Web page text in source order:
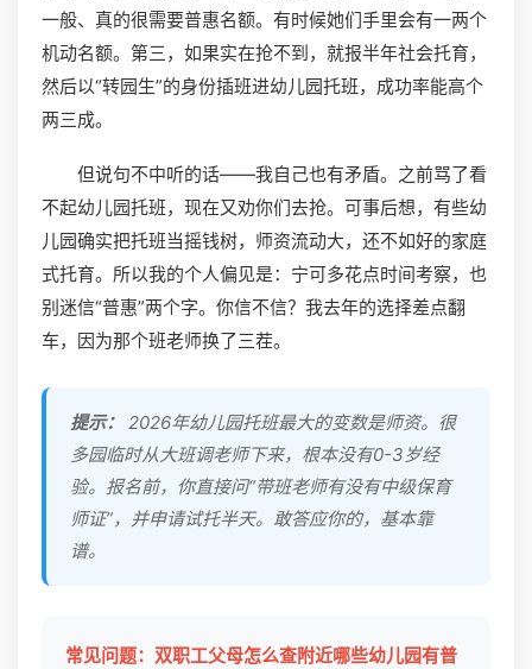
一般、真的很需要普惠名额。有时候她们手里会有一两个
机动名额。第三，如果实在抢不到，就报半年社会托育，
然后以“转园生”的身份插班进幼儿园托班，成功率能高个
两三成。
但说句不中听的话——我自己也有矛盾。之前骂了看
不起幼儿园托班，现在又劝你们去抢。可事后想，有些幼
儿园确实把托班当摇钱树，师资流动大，还不如好的家庭
式托育。所以我的个人偏见是：宁可多花点时间考察，也
别迷信“普惠”两个字。你信不信？我去年的选择差点翻
车，因为那个班老师换了三茬。
提示： 2026年幼儿园托班最大的变数是师资。很
多园临时从大班调老师下来，根本没有0-3岁经
验。报名前，你直接问“带班老师有没有中级保育
师证”，并申请试托半天。敢答应你的，基本靠
谱。
常见问题：双职工父母怎么查附近哪些幼儿园有普